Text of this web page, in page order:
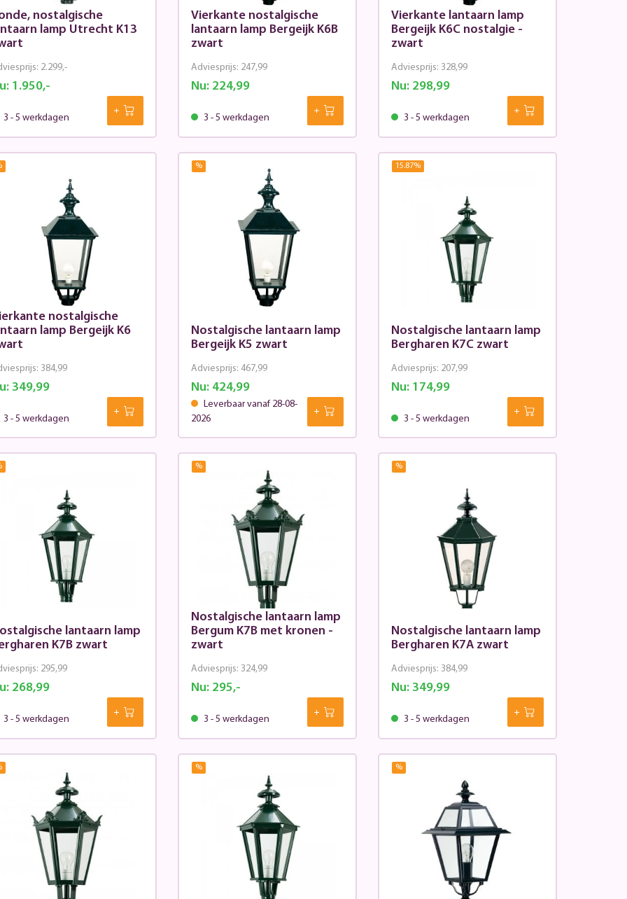
nostalgische
lamp Utrecht K13
1.950,-
2.299,-
3 - 5 werkdagen
Vierkante nostalgische
lantaarn lamp Bergeijk K6B
zwart
Nu:224,99
Adviesprijs: 247,99
3 - 5 werkdagen
Vierkante lantaarn lamp
Bergeijk K6C nostalgie -
zwart
Nu:298,99
Adviesprijs: 328,99
3 - 5 werkdagen
nostalgische
lamp Bergeijk K6
349,99
384,99
3 - 5 werkdagen
%
Nostalgische lantaarn lamp
Bergeijk K5 zwart
Nu:424,99
Adviesprijs: 467,99
Leverbaar vanaf 28-08-
2026
15.87%
Nostalgische lantaarn lamp
Bergharen K7C zwart
Nu:174,99
Adviesprijs: 207,99
3 - 5 werkdagen
lantaarn lamp
K7B zwart
268,99
295,99
3 - 5 werkdagen
%
Nostalgische lantaarn lamp
Bergum K7B met kronen -
zwart
Nu:295,-
Adviesprijs: 324,99
3 - 5 werkdagen
%
Nostalgische lantaarn lamp
Bergharen K7A zwart
Nu:349,99
Adviesprijs: 384,99
3 - 5 werkdagen
% %